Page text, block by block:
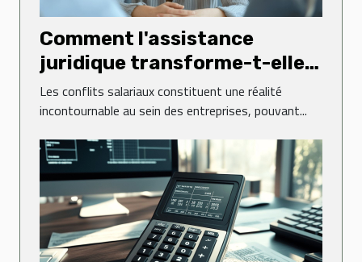
Comment l'assistance
juridique transforme-t-elle
la gestion des conflits
salariaux ?
Les conflits salariaux constituent une réalité
incontournable au sein des entreprises, pouvant...